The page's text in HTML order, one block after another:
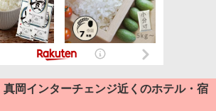
真岡インターチェンジ近くのホテル・宿